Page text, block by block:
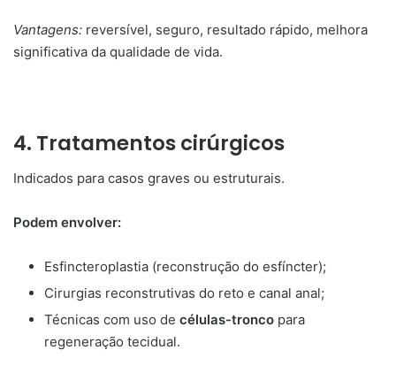
Vantagens: reversível, seguro, resultado rápido, melhora
significativa da qualidade de vida.
4. Tratamentos cirúrgicos
Indicados para casos graves ou estruturais.
Podem envolver:
Esfincteroplastia (reconstrução do esfíncter);
Cirurgias reconstrutivas do reto e canal anal;
Técnicas com uso de células-tronco para
regeneração tecidual.